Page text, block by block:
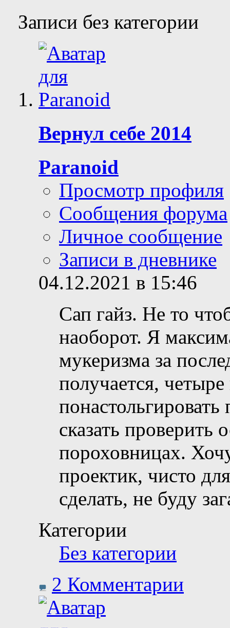
Записи без категории
Вернул себе 2014
Paranoid
Просмотр профиля
Сообщения форума
Личное сообщение
Записи в дневнике
04.12.2021 в 15:46
Сап гайз. Не то
наоборот. Я
мукеризма за
получается,
сказать проверить
пороховницах.
проектик, чисто
сделать, не буду
Категории
Без категории
2 Комментарии